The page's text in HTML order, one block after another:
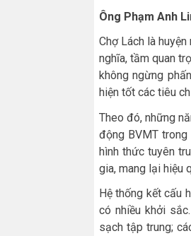
Ông Phạm Anh
Chợ Lách là
nghĩa, tầm quan
không ngừng
hiện tốt các tiêu
Theo đó, những
động BVMT trong
hình thức tuyên
gia, mang lại hiệu
Hệ thống kết cấu
có nhiều khởi
sạch tập trung;